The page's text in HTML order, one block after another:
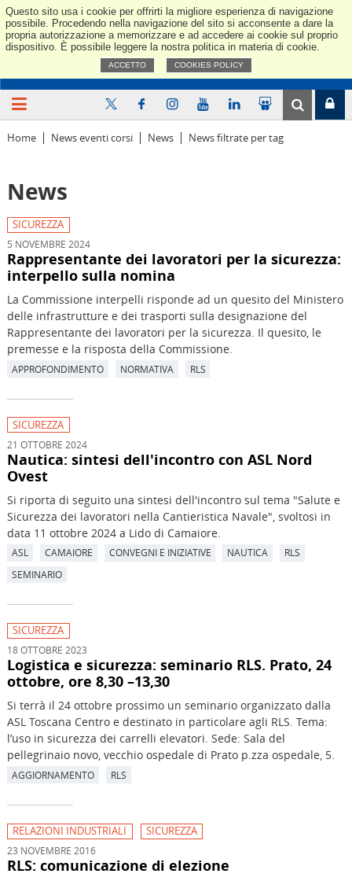
Questo sito usa i cookie per offrirti la migliore esperienza di navigazione
possibile. Procedendo nella navigazione del sito si acconsente a dare la
propria autorizzazione a memorizzare e ad accedere ai cookie sul proprio
dispositivo. È possibile leggere la nostra politica in materia di cookie.
ACCETTO COOKIES POLICY
Home News eventi corsi News News filtrate per tag
News
SICUREZZA
5 NOVEMBRE 2024
Rappresentante dei lavoratori per la sicurezza:
interpello sulla nomina
La Commissione interpelli risponde ad un quesito del Ministero
delle infrastrutture e dei trasporti sulla designazione del
Rappresentante dei lavoratori per la sicurezza. Il quesito, le
premesse e la risposta della Commissione.
APPROFONDIMENTO NORMATIVA RLS
SICUREZZA
21 OTTOBRE 2024
Nautica: sintesi dell'incontro con ASL Nord
Ovest
Si riporta di seguito una sintesi dell'incontro sul tema "Salute e
Sicurezza dei lavoratori nella Cantieristica Navale", svoltosi in
data 11 ottobre 2024 a Lido di Camaiore.
ASL CAMAIORE CONVEGNI E INIZIATIVE NAUTICA
RLS
SEMINARIO
SICUREZZA
18 OTTOBRE 2023
Logistica e sicurezza: seminario RLS. Prato, 24
ottobre, ore 8,30 –13,30
Si terrà il 24 ottobre prossimo un seminario organizzato dalla
ASL Toscana Centro e destinato in particolare agli RLS. Tema:
l’uso in sicurezza dei carrelli elevatori. Sede: Sala del
pellegrinaio novo, vecchio ospedale di Prato p.zza ospedale, 5.
AGGIORNAMENTO RLS
RELAZIONI INDUSTRIALI SICUREZZA
23 NOVEMBRE 2016
RLS: comunicazione di elezione